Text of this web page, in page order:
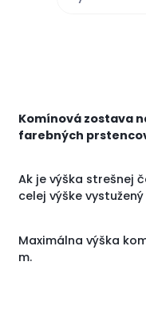
Komínová zostava
farebných
Ak je výška strešnej
celej výške
Maximálna výška
m.